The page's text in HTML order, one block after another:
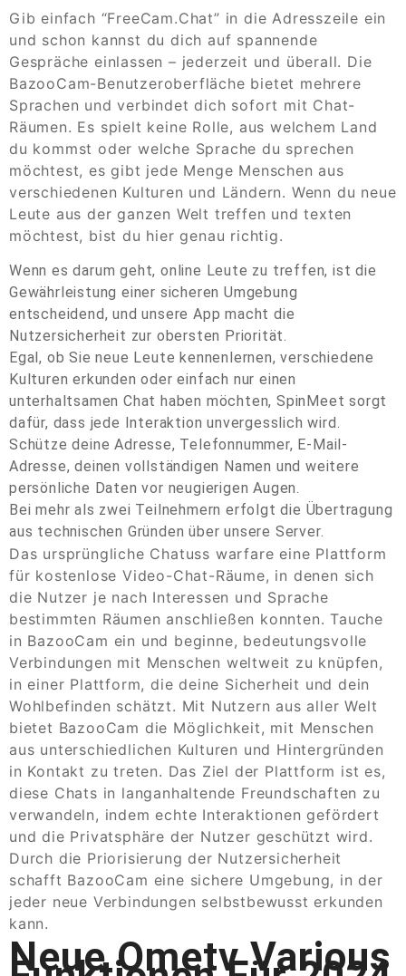
Gib einfach “FreeCam.Chat” in die Adresszeile ein
und schon kannst du dich auf spannende
Gespräche einlassen – jederzeit und überall. Die
BazooCam-Benutzeroberfläche bietet mehrere
Sprachen und verbindet dich sofort mit Chat-
Räumen. Es spielt keine Rolle, aus welchem Land
du kommst oder welche Sprache du sprechen
möchtest, es gibt jede Menge Menschen aus
verschiedenen Kulturen und Ländern. Wenn du neue
Leute aus der ganzen Welt treffen und texten
möchtest, bist du hier genau richtig.
Wenn es darum geht, online Leute zu treffen, ist die
Gewährleistung einer sicheren Umgebung
entscheidend, und unsere App macht die
Nutzersicherheit zur obersten Priorität.
Egal, ob Sie neue Leute kennenlernen, verschiedene
Kulturen erkunden oder einfach nur einen
unterhaltsamen Chat haben möchten, SpinMeet sorgt
dafür, dass jede Interaktion unvergesslich wird.
Schütze deine Adresse, Telefonnummer, E-Mail-
Adresse, deinen vollständigen Namen und weitere
persönliche Daten vor neugierigen Augen.
Bei mehr als zwei Teilnehmern erfolgt die Übertragung
aus technischen Gründen über unsere Server.
Das ursprüngliche Chatuss warfare eine Plattform
für kostenlose Video-Chat-Räume, in denen sich
die Nutzer je nach Interessen und Sprache
bestimmten Räumen anschließen konnten. Tauche
in BazooCam ein und beginne, bedeutungsvolle
Verbindungen mit Menschen weltweit zu knüpfen,
in einer Plattform, die deine Sicherheit und dein
Wohlbefinden schätzt. Mit Nutzern aus aller Welt
bietet BazooCam die Möglichkeit, mit Menschen
aus unterschiedlichen Kulturen und Hintergründen
in Kontakt zu treten. Das Ziel der Plattform ist es,
diese Chats in langanhaltende Freundschaften zu
verwandeln, indem echte Interaktionen gefördert
und die Privatsphäre der Nutzer geschützt wird.
Durch die Priorisierung der Nutzersicherheit
schafft BazooCam eine sichere Umgebung, in der
jeder neue Verbindungen selbstbewusst erkunden
kann.
Neue Ometv Various